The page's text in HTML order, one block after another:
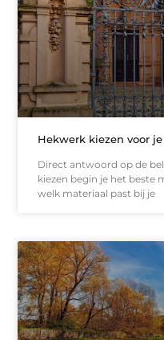
Hekwerk kiezen voor
Direct antwoord op de
kiezen begin je het beste
welk materiaal past bij je